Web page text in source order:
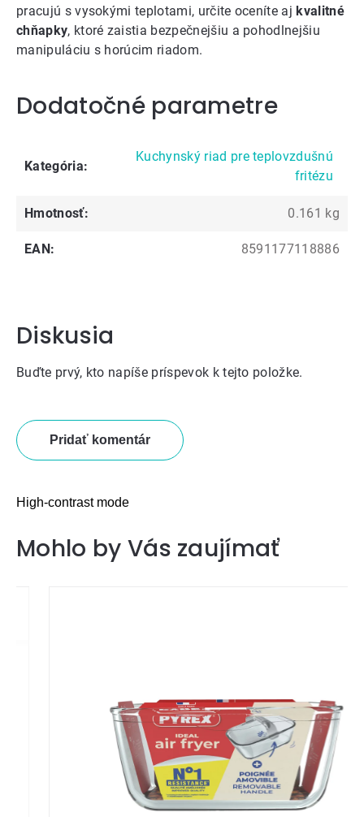
pracujú s vysokými teplotami, určite oceníte ajkvalitné
chňapky, ktoré zaistia bezpečnejšiu a pohodlnejšiu
manipuláciu s horúcim riadom.
Dodatočné parametre
Kategória:
Kuchynský riad pre teplovzdušnú
fritézu
Hmotnosť: 0.161 kg
EAN: 8591177118886
Diskusia
Buďte prvý, kto napíše príspevok k tejto položke.
Pridať komentár
High-contrast mode
Mohlo by Vás zaujímať